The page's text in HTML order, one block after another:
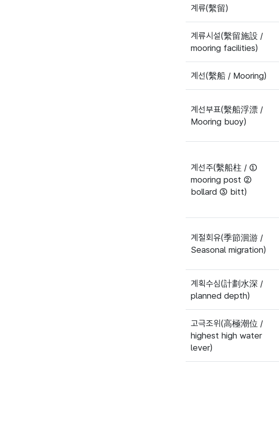
계류(繫留)
계류시설(繫留施設 /
mooring facilities)
계선(繫船 / Mooring)
계선부표(繫船浮漂 /
Mooring buoy)
계선주(繫船柱 / ①
mooring post ②
bollard ③ bitt)
계절회유(季節洄游 /
Seasonal migration)
계획수심(計劃水深 /
planned depth)
고극조위(高極潮位 /
highest high water
lever)